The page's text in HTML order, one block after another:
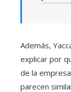
Además,
explicar por
de la
parecen